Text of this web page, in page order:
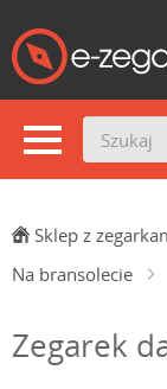
Sklep z
Na bransolecie
Zegarek